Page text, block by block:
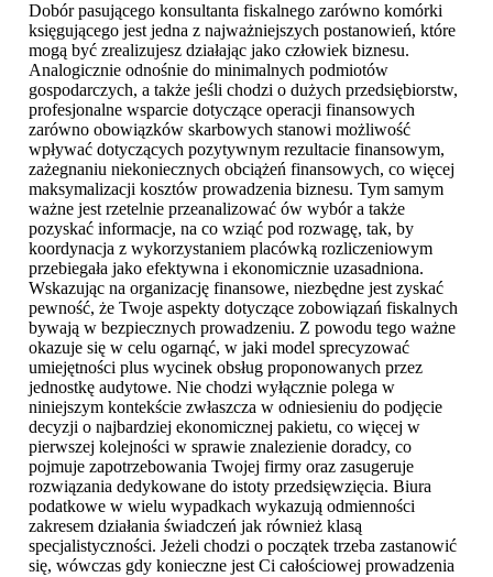
Dobór pasującego konsultanta fiskalnego zarówno komórki
księgującego jest jedna z najważniejszych postanowień, które
mogą być zrealizujesz działając jako człowiek biznesu.
Analogicznie odnośnie do minimalnych podmiotów
gospodarczych, a także jeśli chodzi o dużych przedsiębiorstw,
profesjonalne wsparcie dotyczące operacji finansowych
zarówno obowiązków skarbowych stanowi możliwość
wpływać dotyczących pozytywnym rezultacie finansowym,
zażegnaniu niekoniecznych obciążeń finansowych, co więcej
maksymalizacji kosztów prowadzenia biznesu. Tym samym
ważne jest rzetelnie przeanalizować ów wybór a także
pozyskać informacje, na co wziąć pod rozwagę, tak, by
koordynacja z wykorzystaniem placówką rozliczeniowym
przebiegała jako efektywna i ekonomicznie uzasadniona.
Wskazując na organizację finansowe, niezbędne jest zyskać
pewność, że Twoje aspekty dotyczące zobowiązań fiskalnych
bywają w bezpiecznych prowadzeniu. Z powodu tego ważne
okazuje się w celu ogarnąć, w jaki model sprecyzować
umiejętności plus wycinek obsług proponowanych przez
jednostkę audytowe. Nie chodzi wyłącznie polega w
niniejszym kontekście zwłaszcza w odniesieniu do podjęcie
decyzji o najbardziej ekonomicznej pakietu, co więcej w
pierwszej kolejności w sprawie znalezienie doradcy, co
pojmuje zapotrzebowania Twojej firmy oraz zasugeruje
rozwiązania dedykowane do istoty przedsięwzięcia. Biura
podatkowe w wielu wypadkach wykazują odmienności
zakresem działania świadczeń jak również klasą
specjalistyczności. Jeżeli chodzi o początek trzeba zastanowić
się, wówczas gdy konieczne jest Ci całościowej prowadzenia